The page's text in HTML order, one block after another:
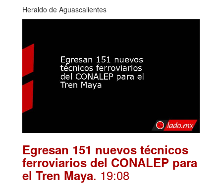
Heraldo de Aguascalientes
Egresan 151 nuevos técnicos
ferroviarios del CONALEP para
el Tren Maya. 19:08